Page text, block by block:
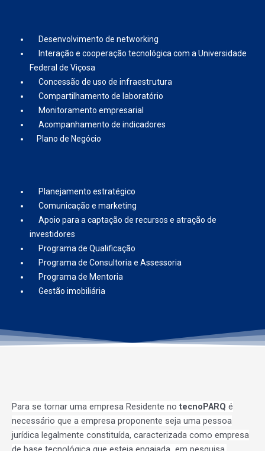
Desenvolvimento de networking
Interação e cooperação tecnológica com a Universidade
Federal de Viçosa
Concessão de uso de infraestrutura
Compartilhamento de laboratório
Monitoramento empresarial
Acompanhamento de indicadores
Plano de Negócio
Planejamento estratégico
Comunicação e marketing
Apoio para a captação de recursos e atração de
investidores
Programa de Qualificação
Programa de Consultoria e Assessoria
Programa de Mentoria
Gestão imobiliária
Para se tornar uma empresa Residente no tecnoPARQ é
necessário que a empresa proponente seja uma pessoa
jurídica legalmente constituída, caracterizada como empresa